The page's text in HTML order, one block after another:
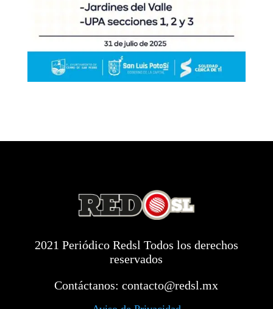
2021 Periódico Redsl Todos los derechos
reservados
Contáctanos:contacto@redsl.mx